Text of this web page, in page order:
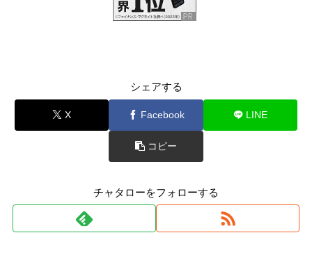
シェアする
X Facebook LINE
コピー
チャタローをフォローする